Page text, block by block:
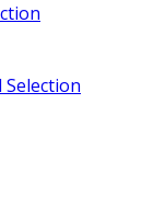
Selection